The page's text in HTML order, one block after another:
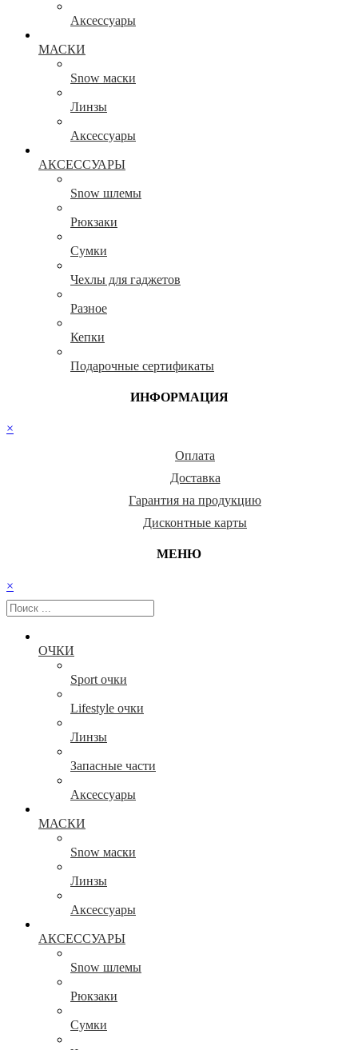
Аксессуары
МАСКИ
Snow маски
Линзы
Аксессуары
АКСЕССУАРЫ
Snow шлемы
Рюкзаки
Сумки
Чехлы для гаджетов
Разное
Кепки
Подарочные сертификаты
ИНФОРМАЦИЯ
×
Оплата
Доставка
Гарантия на продукцию
Дисконтные карты
МЕНЮ
×
ОЧКИ
Sport очки
Lifestyle очки
Линзы
Запасные части
Аксессуары
МАСКИ
Snow маски
Линзы
Аксессуары
АКСЕССУАРЫ
Snow шлемы
Рюкзаки
Сумки